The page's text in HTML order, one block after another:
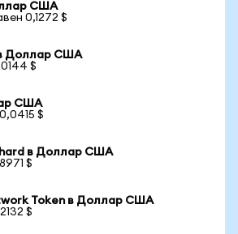
США
0,1272 $
Доллар США
$
США
$
в Доллар США
$
Token в Доллар США
$